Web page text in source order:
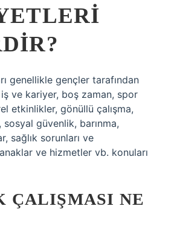
genellikle gençler tarafından
ve kariyer, boş zaman, spor
etkinlikler, gönüllü çalışma,
güvenlik, barınma,
sağlık sorunları ve
ve hizmetler vb. konuları
ÇALIŞMASI NE